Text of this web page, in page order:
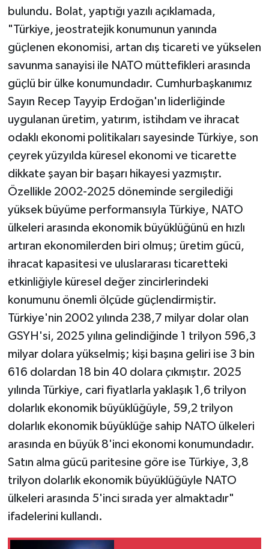
bulundu. Bolat, yaptığı yazılı açıklamada,
"Türkiye, jeostratejik konumunun yanında
güçlenen ekonomisi, artan dış ticareti ve yükselen
savunma sanayisi ile NATO müttefikleri arasında
güçlü bir ülke konumundadır. Cumhurbaşkanımız
Sayın Recep Tayyip Erdoğan'ın liderliğinde
uygulanan üretim, yatırım, istihdam ve ihracat
odaklı ekonomi politikaları sayesinde Türkiye, son
çeyrek yüzyılda küresel ekonomi ve ticarette
dikkate şayan bir başarı hikayesi yazmıştır.
Özellikle 2002-2025 döneminde sergilediği
yüksek büyüme performansıyla Türkiye, NATO
ülkeleri arasında ekonomik büyüklüğünü en hızlı
artıran ekonomilerden biri olmuş; üretim gücü,
ihracat kapasitesi ve uluslararası ticaretteki
etkinliğiyle küresel değer zincirlerindeki
konumunu önemli ölçüde güçlendirmiştir.
Türkiye'nin 2002 yılında 238,7 milyar dolar olan
GSYH'si, 2025 yılına gelindiğinde 1 trilyon 596,3
milyar dolara yükselmiş; kişi başına geliri ise 3 bin
616 dolardan 18 bin 40 dolara çıkmıştır. 2025
yılında Türkiye, cari fiyatlarla yaklaşık 1,6 trilyon
dolarlık ekonomik büyüklüğüyle, 59,2 trilyon
dolarlık ekonomik büyüklüğe sahip NATO ülkeleri
arasında en büyük 8'inci ekonomi konumundadır.
Satın alma gücü paritesine göre ise Türkiye, 3,8
trilyon dolarlık ekonomik büyüklüğüyle NATO
ülkeleri arasında 5'inci sırada yer almaktadır"
ifadelerini kullandı.